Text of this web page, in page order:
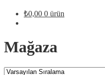
₺0,00 0 ürün
Mağaza